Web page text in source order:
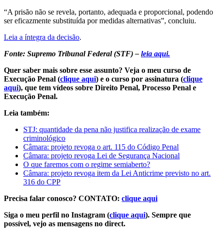
“A prisão não se revela, portanto, adequada e proporcional, podendo
ser eficazmente substituída por medidas alternativas”, concluiu.
Leia a íntegra da decisão.
Fonte: Supremo Tribunal Federal (STF) – leia aqui.
Quer saber mais sobre esse assunto? Veja o meu curso de
Execução Penal (clique aqui) e o curso por assinatura (clique
aqui), que tem vídeos sobre Direito Penal, Processo Penal e
Execução Penal.
Leia também:
STJ: quantidade da pena não justifica realização de exame
criminológico
Câmara: projeto revoga o art. 115 do Código Penal
Câmara: projeto revoga Lei de Segurança Nacional
O que faremos com o regime semiaberto?
Câmara: projeto revoga item da Lei Anticrime previsto no art.
316 do CPP
Precisa falar conosco? CONTATO: clique aqui
Siga o meu perfil no Instagram (clique aqui). Sempre que
possível, vejo as mensagens no direct.